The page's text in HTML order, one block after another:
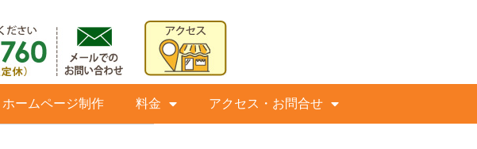
ホームページ制作 料金 アクセス・お問合せ